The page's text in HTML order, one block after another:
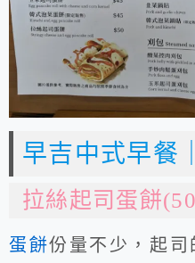
早吉中式早餐
拉絲起司蛋餅
蛋餅份量不少，起司